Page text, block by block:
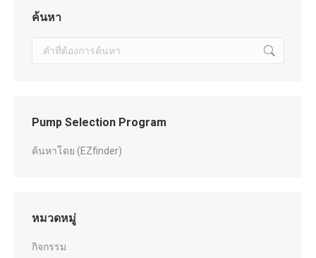
ค้นหา
Search:
Pump Selection Program
ค้นหาโดย (EZfinder)
หมวดหมู่
กิจกรรม